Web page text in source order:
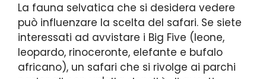
La fauna selvatica che si desidera vedere
può influenzare la scelta del safari. Se siete
interessati ad avvistare i Big Five (leone,
leopardo, rinoceronte, elefante e bufalo
africano), un safari che si rivolge ai parchi